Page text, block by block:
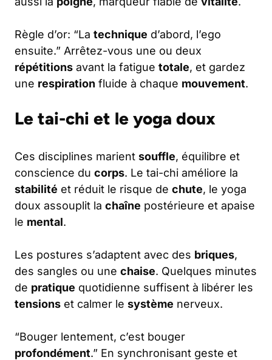
Règle d’or: “La technique d’abord, l’ego
ensuite.” Arrêtez-vous une ou deux
répétitions avant la fatigue totale, et gardez
une respiration fluide à chaque mouvement.
Le tai-chi et le yoga doux
Ces disciplines marient souffle, équilibre et
conscience du corps. Le tai-chi améliore la
stabilité et réduit le risque de chute, le yoga
doux assouplit la chaîne postérieure et apaise
le mental.
Les postures s’adaptent avec des briques,
des sangles ou une chaise. Quelques minutes
de pratique quotidienne suffisent à libérer les
tensions et calmer le système nerveux.
“Bouger lentement, c’est bouger
profondément.” En synchronisant geste et